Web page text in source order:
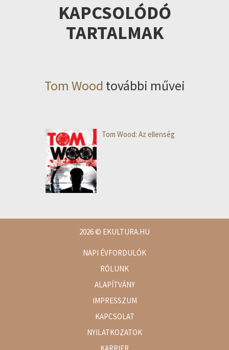
KAPCSOLÓDÓ
TARTALMAK
Tom Wood további művei
Tom Wood: Az ellenség
2026© EKULTURA.HU
NAPI ÉVFORDULÓK
RÓLUNK
ALAPÍTVÁNY
IMPRESSZUM
KAPCSOLAT
NYILATKOZATOK